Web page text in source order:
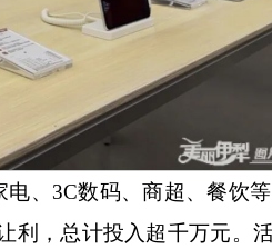
电、3C数码、商超、餐饮
，总计投入超千万元。